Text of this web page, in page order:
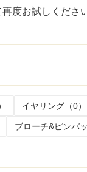
度お試しくださ
イヤリング（0）
ブローチ&ピンバ